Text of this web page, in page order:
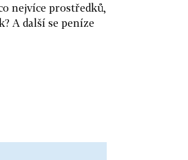
nejvíce prostředků,
A další se peníze